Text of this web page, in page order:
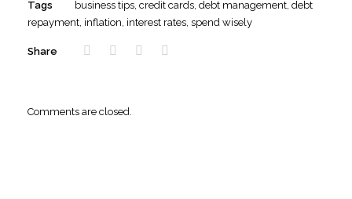
Tags business tips credit cards debt management debt
repayment inflation interest rates spend wisely
Share
Comments are closed.